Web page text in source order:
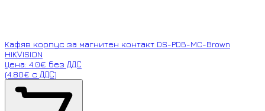
Кафяв корпус за магнитен контакт DS-PDB-MC-Brown
HIKVISION
Цена: 4.0€ без ДДС
(4.80€ с ДДС)